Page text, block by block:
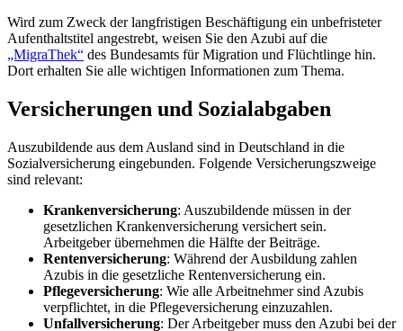
Wird zum Zweck der langfristigen Beschäftigung ein unbefristeter
Aufenthaltstitel angestrebt, weisen Sie den Azubi auf die
„MigraThek“ des Bundesamts für Migration und Flüchtlinge hin.
Dort erhalten Sie alle wichtigen Informationen zum Thema.
Versicherungen und Sozialabgaben
Auszubildende aus dem Ausland sind in Deutschland in die
Sozialversicherung eingebunden. Folgende Versicherungszweige
sind relevant:
Krankenversicherung: Auszubildende müssen in der
gesetzlichen Krankenversicherung versichert sein.
Arbeitgeber übernehmen die Hälfte der Beiträge.
Rentenversicherung: Während der Ausbildung zahlen
Azubis in die gesetzliche Rentenversicherung ein.
Pflegeversicherung: Wie alle Arbeitnehmer sind Azubis
verpflichtet, in die Pflegeversicherung einzuzahlen.
Unfallversicherung: Der Arbeitgeber muss den Azubi bei der